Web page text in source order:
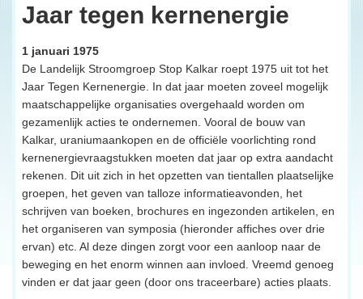
Jaar tegen kernenergie
1 januari 1975
De Landelijk Stroomgroep Stop Kalkar roept 1975 uit tot het
Jaar Tegen Kernenergie. In dat jaar moeten zoveel mogelijk
maatschappelijke organisaties overgehaald worden om
gezamenlijk acties te ondernemen. Vooral de bouw van
Kalkar, uraniumaankopen en de officiële voorlichting rond
kernenergievraagstukken moeten dat jaar op extra aandacht
rekenen. Dit uit zich in het opzetten van tientallen plaatselijke
groepen, het geven van talloze informatieavonden, het
schrijven van boeken, brochures en ingezonden artikelen, en
het organiseren van symposia (hieronder affiches over drie
ervan) etc. Al deze dingen zorgt voor een aanloop naar de
beweging en het enorm winnen aan invloed. Vreemd genoeg
vinden er dat jaar geen (door ons traceerbare) acties plaats.